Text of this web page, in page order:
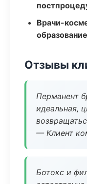
Врачи-
Отзывы
Перманент
идеальная,
— Клиент
Ботокс и